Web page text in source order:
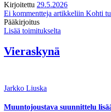
Kirjoitettu 29.5.2026
Ei kommentteja artikkeliin Kohti
Pääkirjoitus
Lisää toimitukselta
Vieraskynä
Jarkko Liuska
Muuntojoustava suunnittelu